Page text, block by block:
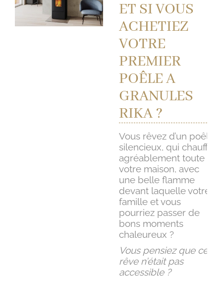
ET SI VOUS
ACHETIEZ
VOTRE
PREMIER
POÊLE A
GRANULES
RIKA ?
Vous rêvez d’un poêle
silencieux, qui chauffe
agréablement toute
votre maison, avec
une belle flamme
devant laquelle votre
famille et vous
pourriez passer de
bons moments
chaleureux ?
Vous pensiez que ce
rêve n’était pas
accessible ?